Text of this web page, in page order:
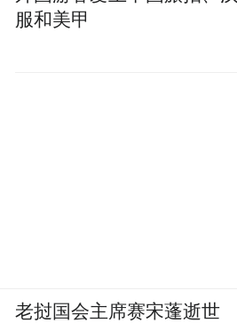
服和美甲
老挝国会主席赛宋蓬逝世